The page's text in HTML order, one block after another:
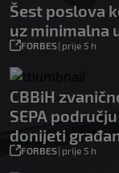
Šest poslova
uz minimalna
FORBES| prije 5 h
CBBiH
SEPA
donijeti
FORBES| prije 5 h